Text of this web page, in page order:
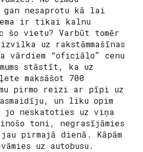
gan nesaprotu kā lai
ir tikai kalnu
šo vietu? Varbūt tomēr
uz rakstāmmašīnas
vārdiem “oficiālo” cenu
stāstīt, ka uz
maksāšot 700
pirmo reizi ar pīpi uz
un liku opim
jo neskatoties uz viņa
toni, negrasījāmies
pirmajā dienā. Kāpām
uz autobusu.